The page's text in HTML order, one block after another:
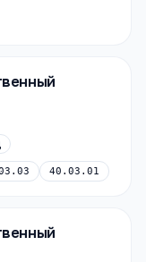
40.03.01